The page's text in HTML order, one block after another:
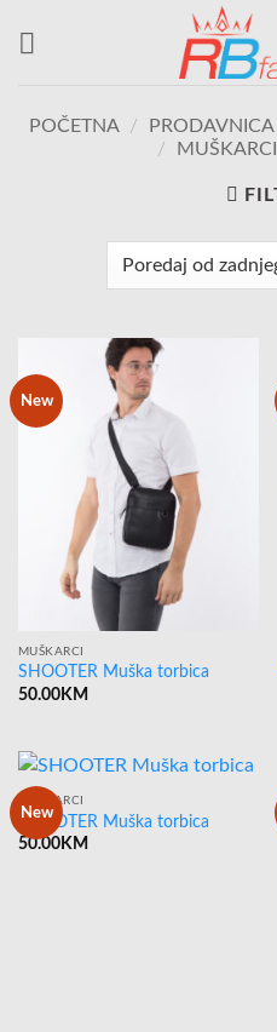
POČETNA / PRODAVNICA
/
MUŠKARCI
New
MUŠKARCI
SHOOTER Muška torbica
50.00KM
New
MUŠKARCI
SHOOTER Muška torbica
50.00KM